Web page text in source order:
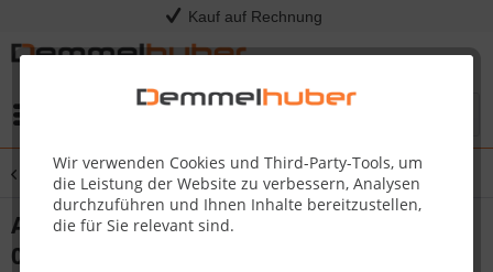
Kauf auf Rechnung
Wir verwenden Cookies und Third-Party-Tools, um
die Leistung der Website zu verbessern, Analysen
durchzuführen und Ihnen Inhalte bereitzustellen,
die für Sie relevant sind.
Übersicht Sonstige Ersatzteile
ASSY DRIP PAN PLATE (PRO285) #N010-
0830